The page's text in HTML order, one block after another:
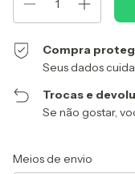
Compra
Seus dados
Trocas e
Se não gostar,
Entregas para o CEP:
Meios de envio